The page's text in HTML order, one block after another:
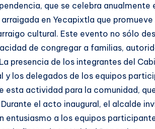
que se celebra
en Yecapixtla que
cultural. Este evento no sólo
de congregar a familias,
presencia de los integrantes del
y los delegados de los equipos
esta actividad para la comunidad,
el acto inaugural, el alcalde
entusiasmo a los equipos